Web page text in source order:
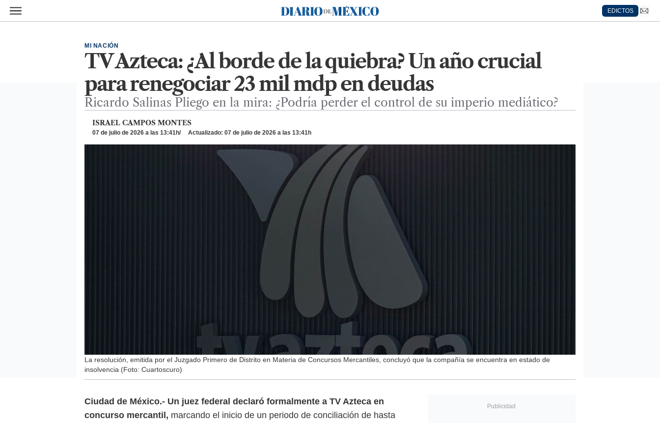
Ir al contenido principal
Diario de México
EDICTOS
TV Azteca: ¿Al borde de la quiebra? Un año crucial
para renegociar 23 mil mdp en deudas
MI NACIÓN
Ricardo Salinas Pliego en la mira: ¿Podría perder el control de su imperio mediático?
ISRAEL CAMPOS MONTES
07 de julio de 2026 a las 13:41h Actualizado: 07 de julio de 2026 a las 13:41h
La resolución, emitida por el Juzgado Primero de Distrito en Materia de Concursos Mercantiles, concluyó que la compañía se encuentra en estado de
insolvencia (Foto: Cuartoscuro)
Ciudad de México.- Un juez federal declaró formalmente a TV Azteca en
concurso mercantil, marcando el inicio de un periodo de conciliación de hasta